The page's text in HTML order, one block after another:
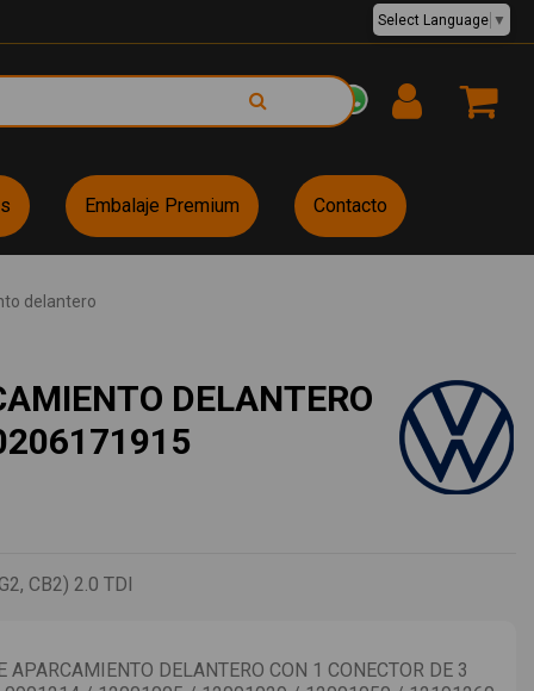
EUR €
Select Language ▼
Embalaje Premium Contacto
delantero
DELANTERO
CB2) 2.0 TDI
APARCAMIENTO DELANTERO CON 1 CONECTOR DE 3